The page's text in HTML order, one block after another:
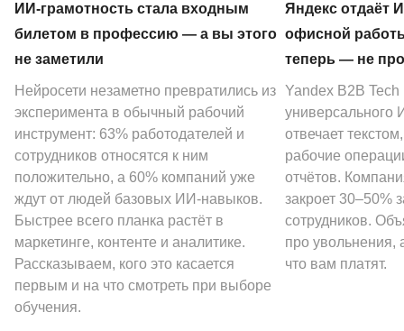
ИИ-грамотность стала входным
билетом в профессию — а вы этого
не заметили
Нейросети незаметно превратились из
эксперимента в обычный рабочий
инструмент: 63% работодателей и
сотрудников относятся к ним
положительно, а 60% компаний уже
ждут от людей базовых ИИ-навыков.
Быстрее всего планка растёт в
маркетинге, контенте и аналитике.
Рассказываем, кого это касается
первым и на что смотреть при выборе
обучения.
Яндекс отдаёт
офисной
теперь — не
Yandex B2B Tech
универсального
отвечает
рабочие
отчётов.
закроет 30–50%
сотрудников.
про увольнения,
что вам платят.